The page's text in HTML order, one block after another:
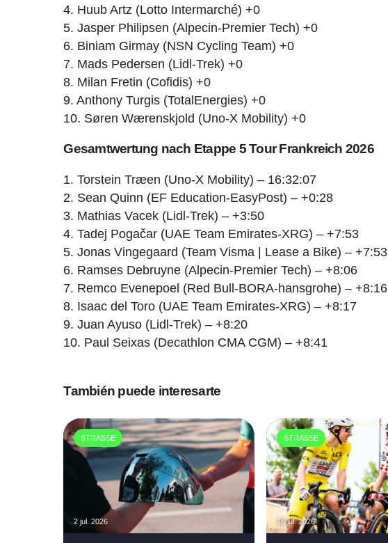
4. Huub Artz (Lotto Intermarché) +0
5. Jasper Philipsen (Alpecin-Premier Tech) +0
6. Biniam Girmay (NSN Cycling Team) +0
7. Mads Pedersen (Lidl-Trek) +0
8. Milan Fretin (Cofidis) +0
9. Anthony Turgis (TotalEnergies) +0
10. Søren Wærenskjold (Uno-X Mobility) +0
Gesamtwertung nach Etappe 5 Tour Frankreich 2026
1. Torstein Træen (Uno-X Mobility) – 16:32:07
2. Sean Quinn (EF Education-EasyPost) – +0:28
3. Mathias Vacek (Lidl-Trek) – +3:50
4. Tadej Pogačar (UAE Team Emirates-XRG) – +7:53
5. Jonas Vingegaard (Team Visma | Lease a Bike) – +7:53
6. Ramses Debruyne (Alpecin-Premier Tech) – +8:06
7. Remco Evenepoel (Red Bull-BORA-hansgrohe) – +8:16
8. Isaac del Toro (UAE Team Emirates-XRG) – +8:17
9. Juan Ayuso (Lidl-Trek) – +8:20
10. Paul Seixas (Decathlon CMA CGM) – +8:41
También puede interesarte
STRASSE
2 jul. 2026
STRASSE
16 jul. 2026